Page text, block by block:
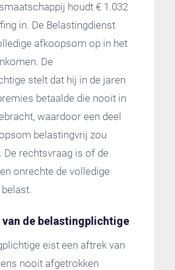
houdt € 1.032
in. De Belastingdienst
afkoopsom op in het
De
stelt dat hij in de jaren
betaalde die nooit in
waardoor een deel
belastingvrij zou
De rechtsvraag is of de
onrechte de volledige
de belastingplichtige
eist een aftrek van
nooit afgetrokken